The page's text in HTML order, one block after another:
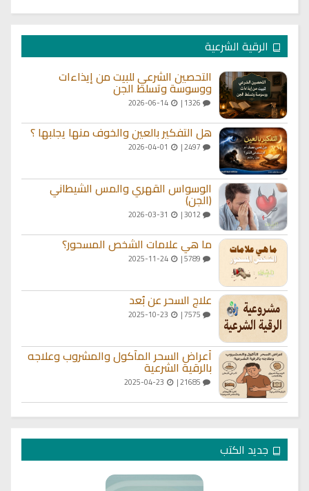
الرقية الشرعية
التحصين الشرعي للبيت من إيذاءات
ووسوسة وتسلط الجن
2026-06-14
هل التفكير بالعين والخوف منها يجلبها ؟
الوسواس القهري والمس الشيطاني
(الجن)
ما هي علامات الشخص المسحور؟
2025-11-24
علاج السحر عن بُعد
أعراض السحر المأكول والمشروب وعلاجه
بالرقية الشرعية
جديد الكتب